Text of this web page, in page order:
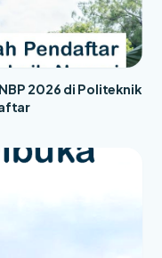
2026 di Politeknik